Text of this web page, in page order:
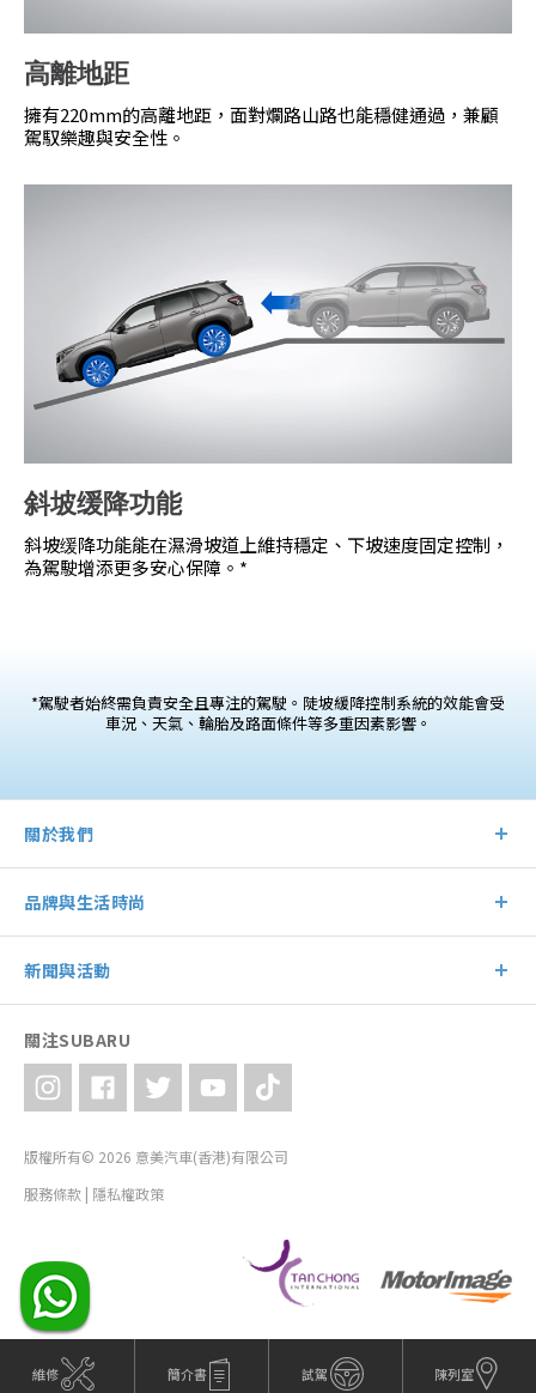
陳列室
簡介書
高離地距
擁有220mm的高離地距，面對爛路山路也能穩健通過，兼顧
駕馭樂趣與安全性。
斜坡缓降功能
斜坡缓降功能能在濕滑坡道上維持穩定、下坡速度固定控制，
為駕駛增添更多安心保障。*
*駕駛者始終需負責安全且專注的駕駛。陡坡緩降控制系統的效能會受
車況、天氣、輪胎及路面條件等多重因素影響。
關於我們
品牌與生活時尚
新聞與活動
關注SUBARU
版權所有© 2026 意美汽車(香港)有限公司
服務條款 | 隱私權政策